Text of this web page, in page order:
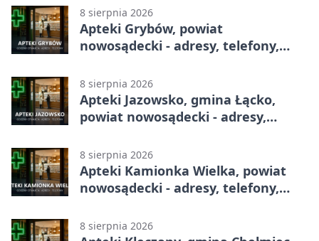
8 sierpnia 2026
Apteki Grybów, powiat
nowosądecki - adresy, telefony,
8 sierpnia 2026
Apteki Jazowsko, gmina Łącko,
powiat nowosądecki - adresy,
8 sierpnia 2026
Apteki Kamionka Wielka, powiat
nowosądecki - adresy, telefony,
8 sierpnia 2026